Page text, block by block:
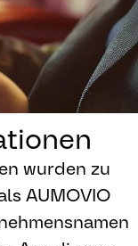
wurden zu
AUMOVIO